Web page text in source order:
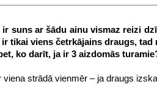
suns ar šādu ainu vismaz reizi
tikai viens četrkājains draugs, tad
ko darīt, ja ir 3 aizdomās
viena strādā vienmēr – ja draugs